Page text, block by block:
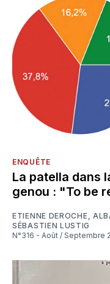
ENQUÊTE
La patella dans
genou : "To be
ETIENNE DEROCHE
SÉBASTIEN LUSTIG
N°316 - Août / Septembre